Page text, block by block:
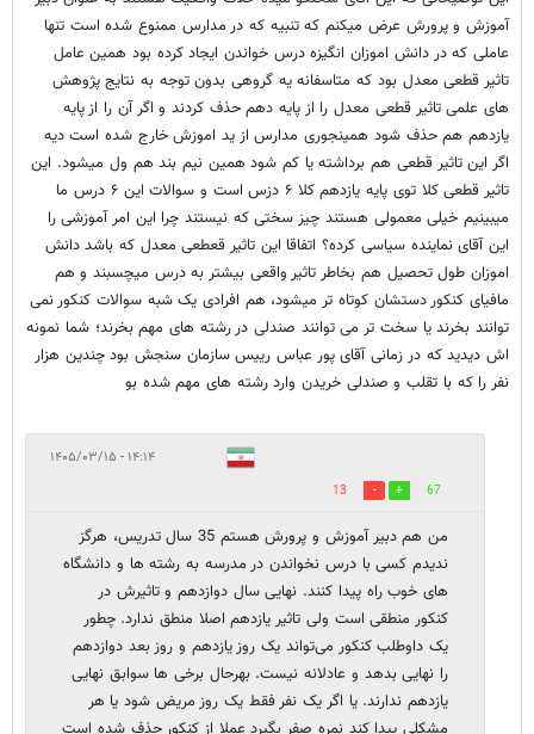
آموزش و پرورش عرض میکنم که تنبیه که در مدارس ممنوع شده است تنها
عاملی که در دانش اموزان انگیزه درس خواندن ایجاد کرده بود همین عامل
تاثیر قطعی معدل بود که متاسفانه یه گروهی بدون توجه به نتایج پژوهش
های علمی تاثیر قطعی معدل را از پایه دهم حذف کردند و اگر آن را از پایه
یازدهم هم حذف شود همینجوری مدارس از ید اموزش خارج شده است دیه
اگر این تاثیر قطعی هم برداشته یا کم شود همین نیم بند هم ول میشود. این
تاثیر قطعی کلا توی پایه یازدهم کلا ۶ دزس است و سوالات این ۶ درس ما
میبینیم خیلی معمولی هستند چیز سختی که نیستند چرا این امر آموزشی را
این آقای نماینده سیاسی کرده؟ اتفاقا این تاثیر قعطعی معدل که باشد دانش
اموزان طول تحصیل هم بخاطر تاثیر واقعی بیشتر به درس میچسبند و هم
مافیای کنکور دستشان کوتاه تر میشود، هم افرادی یک شبه سوالات کنکور نمی
توانند بخرند یا سخت تر می توانند صندلی در رشته های مهم بخرند؛ شما نمونه
اش دیدید که در زمانی آقای پور عباس رییس سازمان سنجش بود چندین هزار
نفر را که با تقلب و صندلی خریدن وارد رشته های مهم شده بو
۱۴:۱۴ - ۱۴۰۵/۰۳/۱۵
67
13
من هم دبیر آموزش و پرورش هستم 35 سال تدریس، هرگز
ندیدم کسی با درس نخواندن در مدرسه به رشته ها و دانشگاه
های خوب راه پیدا کنند. نهایی سال دوازدهم و تاثیرش در
کنکور منطقی است ولی تاثیر یازدهم اصلا منطق ندارد. چطور
یک داوطلب کنکور می‌تواند یک روز یازدهم و روز بعد دوازدهم
را نهایی بدهد و عادلانه نیست. بهرحال برخی ها سوابق نهایی
یازدهم ندارند. یا اگر یک نفر فقط یک روز مریض شود یا هر
مشکلی پیدا کند نمره صفر بگیرد عملا از کنکور حذف شده است